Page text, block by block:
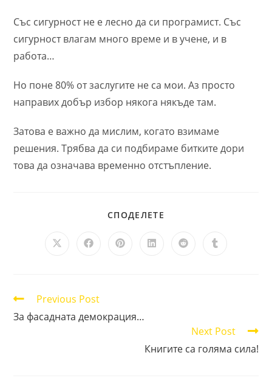
Със сигурност не е лесно да си програмист. Със
сигурност влагам много време и в учене, и в
работа…
Но поне 80% от заслугите не са мои. Аз просто
направих добър избор някога някъде там.
Затова е важно да мислим, когато взимаме
решения. Трябва да си подбираме битките дори
това да означава временно отстъпление.
СПОДЕЛЕТЕ
Opens
Opens Opens Opens Opens Opens
Read
articles
Previous Post
За фасадната демокрация…
Next Post
Книгите са голяма сила!